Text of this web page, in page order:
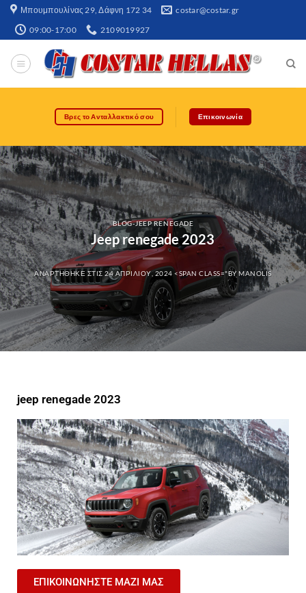
Μπουμπουλίνας 29, Δάφνη 172 34​ costar@costar.gr
09:00-17:00 2109019927
Βρες το Ανταλλακτικό σου Επικοινωνία
BLOG-JEEP RENEGADE
Jeep renegade 2023
ΑΝΑΡΤΉΘΗΚΕ ΣΤΙΣ24 ΑΠΡΙΛΊΟΥ, 2024 <SPAN CLASS="BYMANOLIS
jeep renegade 2023
ΕΠΙΚΟΙΝΩΝΗΣΤΕ ΜΑΖΙ ΜΑΣ